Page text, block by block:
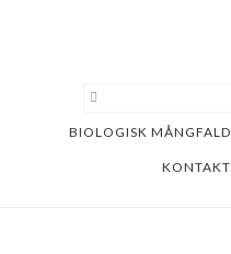
huvudinnehåll
BIOLOGISK MÅNGFALD
KONTAKT